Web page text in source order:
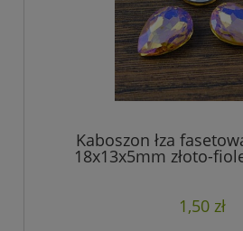
Kaboszon łza
18x13x5mm złoto-
1,50 zł